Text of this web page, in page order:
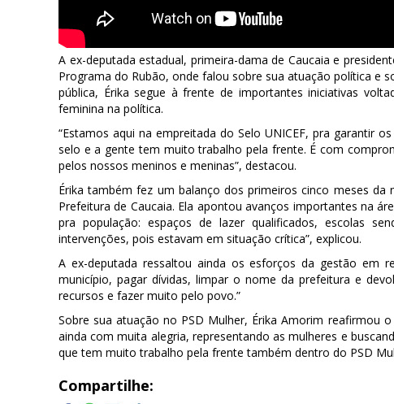
A ex-deputada estadual, primeira-dama de Caucaia e
Programa do Rubão, onde falou sobre sua atuação política e
pública, Érika segue à frente de importantes iniciativas
feminina na política.
“Estamos aqui na empreitada do Selo UNICEF, pra garantir
selo e a gente tem muito trabalho pela frente. É com
pelos nossos meninos e meninas”, destacou.
Érika também fez um balanço dos primeiros cinco meses
Prefeitura de Caucaia. Ela apontou avanços importantes na
pra população: espaços de lazer qualificados, escolas
intervenções, pois estavam em situação crítica”, explicou.
A ex-deputada ressaltou ainda os esforços da gestão em
município, pagar dívidas, limpar o nome da prefeitura e
recursos e fazer muito pelo povo.”
Sobre sua atuação no PSD Mulher, Érika Amorim reafirmou
ainda com muita alegria, representando as mulheres e
que tem muito trabalho pela frente também dentro do PSD
Compartilhe: